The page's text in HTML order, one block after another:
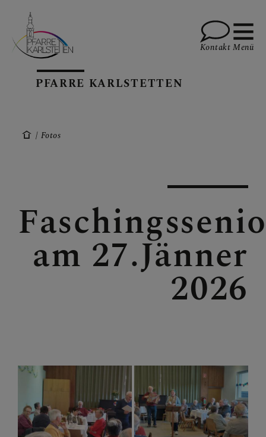
GALERIE
PFARRBLÄTTER
PFARRTEAM
PFARRE KARLSTETTEN
Kontakt Menü
Fotos
am 27.Jänner
2026